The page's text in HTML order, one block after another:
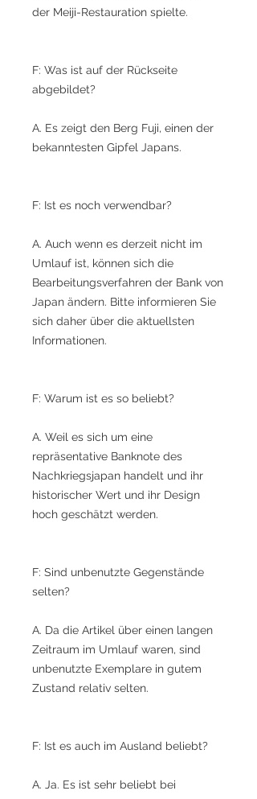
der Meiji-Restauration spielte.
F: Was ist auf der Rückseite
abgebildet?
A. Es zeigt den Berg Fuji, einen der
bekanntesten Gipfel Japans.
F: Ist es noch verwendbar?
A. Auch wenn es derzeit nicht im
Umlauf ist, können sich die
Bearbeitungsverfahren der Bank von
Japan ändern. Bitte informieren Sie
sich daher über die aktuellsten
Informationen.
F: Warum ist es so beliebt?
A. Weil es sich um eine
repräsentative Banknote des
Nachkriegsjapan handelt und ihr
historischer Wert und ihr Design
hoch geschätzt werden.
F: Sind unbenutzte Gegenstände
selten?
A. Da die Artikel über einen langen
Zeitraum im Umlauf waren, sind
unbenutzte Exemplare in gutem
Zustand relativ selten.
F: Ist es auch im Ausland beliebt?
A. Ja. Es ist sehr beliebt bei